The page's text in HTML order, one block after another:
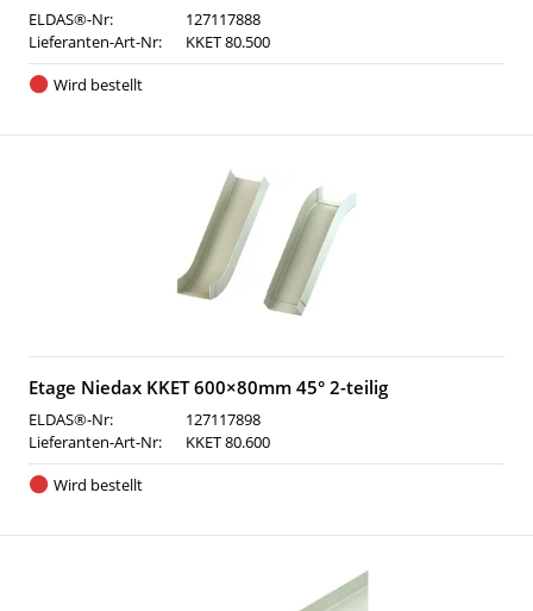
ELDAS®-Nr:
127117888
Lieferanten-Art-Nr:
KKET 80.500
Wird bestellt
Etage Niedax KKET 600×80mm 45° 2-teilig
ELDAS®-Nr:
127117898
Lieferanten-Art-Nr:
KKET 80.600
Wird bestellt